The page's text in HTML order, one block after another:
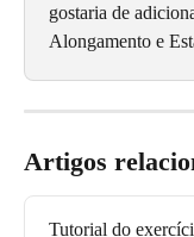
gostaria de
Alongamento e
Artigos
Tutorial do